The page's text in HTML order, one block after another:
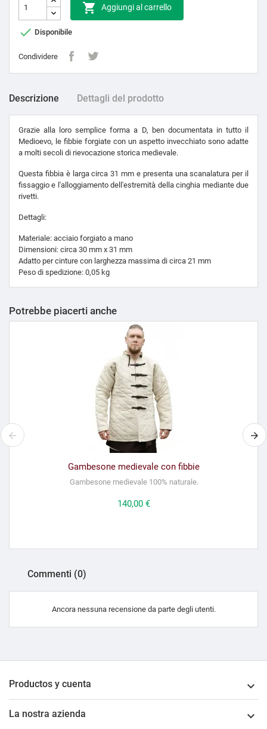
 Aggiungi al carrello
 Disponibile
Condividere
Descrizione Dettagli del prodotto
Grazie alla loro semplice forma a D, ben documentata in tutto il
Medioevo, le fibbie forgiate con un aspetto invecchiato sono adatte
a molti secoli di rievocazione storica medievale.
Questa fibbia è larga circa 31 mm e presenta una scanalatura per il
fissaggio e l'alloggiamento dell'estremità della cinghia mediante due
rivetti.
Dettagli:
Materiale: acciaio forgiato a mano
Dimensioni: circa 30 mm x 31 mm
Adatto per cinture con larghezza massima di circa 21 mm
Peso di spedizione: 0,05 kg
Potrebbe piacerti anche
Gambesone medievale con fibbie
Gambesone medievale 100% naturale.
Prezzo
140,00 €
Commenti (0)
Ancora nessuna recensione da parte degli utenti.
Productos y cuenta 
La nostra azienda 